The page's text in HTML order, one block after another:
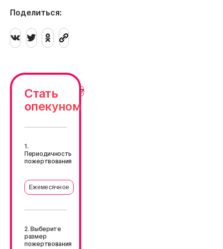
Поделиться:
Стать
опекуном
1.
Периодичность
пожертвования
Ежемесячное
2. Выберите
размер
пожертвования